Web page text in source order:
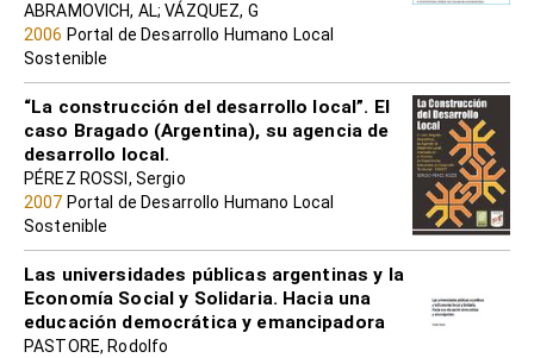
ABRAMOVICH, AL; VÁZQUEZ, G
2006 Portal de Desarrollo Humano Local
Sostenible
“La construcción del desarrollo local”. El
caso Bragado (Argentina), su agencia de
desarrollo local.
PÉREZ ROSSI, Sergio
2007 Portal de Desarrollo Humano Local
Sostenible
Las universidades públicas argentinas y la
Economía Social y Solidaria. Hacia una
educación democrática y emancipadora
PASTORE, Rodolfo